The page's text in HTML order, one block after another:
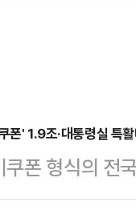
폰' 1.9조·대통령실 특
쿠폰 형식의 전
)안이 여당 주